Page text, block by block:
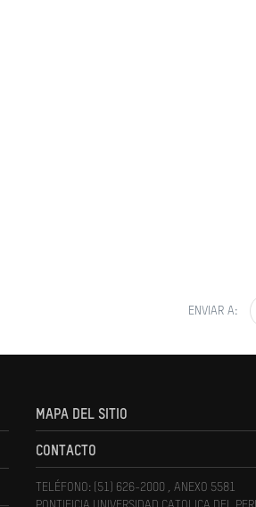
ENVIAR A:
MAPA DEL SITIO
CONTACTO
TELÉFONO: (51) 626-2000 , ANEXO 5581